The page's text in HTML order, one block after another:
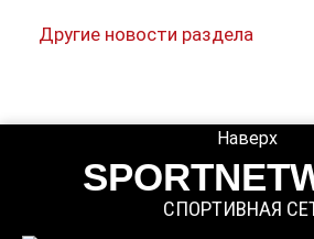
Другие новости раздела
СПОРТИВНАЯ
Наверх